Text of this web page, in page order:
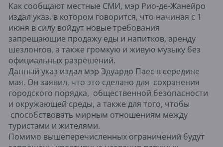
Как сообщают местные СМИ, мэр Рио-де-Жанейро
издал указ, в котором говорится, что начиная с 1
июня в силу войдут новые требования
запрещающие продажу еды и напитков, аренду
шезлонгов, а также громкую и живую музыку без
официальных разрешений.
Данный указ издал мэр Эдуардо Паес в середине
мая. Он заявил, что это сделано для сохранения
городского порядка, общественной безопасности
и окружающей среды, а также для того, чтобы
способствовать мирным отношениям между
туристами и жителями.
Помимо вышеперечисленных ограничений будут